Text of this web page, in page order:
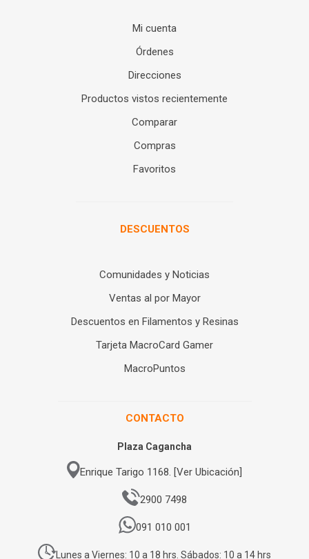
Mi cuenta
Órdenes
Direcciones
Productos vistos recientemente
Comparar
Compras
Favoritos
DESCUENTOS
Comunidades y Noticias
Ventas al por Mayor
Descuentos en Filamentos y Resinas
Tarjeta MacroCard Gamer
MacroPuntos
CONTACTO
Plaza Cagancha
Enrique Tarigo 1168. [Ver Ubicación]
2900 7498
091 010 001
Lunes a Viernes: 10 a 18 hrs. Sábados: 10 a 14 hrs